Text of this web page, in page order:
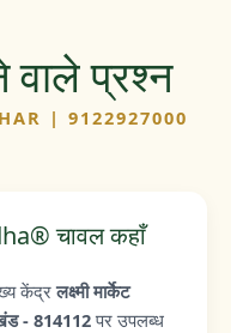
प्रश्न
| 9122927000
चावल कहाँ
केंद्रलक्ष्मी मार्केट
- 814112पर उपलब्ध